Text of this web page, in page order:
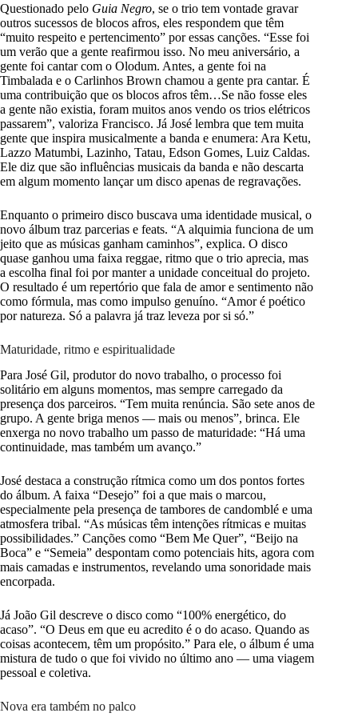
Questionado pelo Guia Negro, se o trio tem vontade gravar
outros sucessos de blocos afros, eles respondem que têm
“muito respeito e pertencimento” por essas canções. “Esse foi
um verão que a gente reafirmou isso. No meu aniversário, a
gente foi cantar com o Olodum. Antes, a gente foi na
Timbalada e o Carlinhos Brown chamou a gente pra cantar. É
uma contribuição que os blocos afros têm…Se não fosse eles
a gente não existia, foram muitos anos vendo os trios elétricos
passarem”, valoriza Francisco. Já José lembra que tem muita
gente que inspira musicalmente a banda e enumera: Ara Ketu,
Lazzo Matumbi, Lazinho, Tatau, Edson Gomes, Luiz Caldas.
Ele diz que são influências musicais da banda e não descarta
em algum momento lançar um disco apenas de regravações.
Enquanto o primeiro disco buscava uma identidade musical, o
novo álbum traz parcerias e feats. “A alquimia funciona de um
jeito que as músicas ganham caminhos”, explica. O disco
quase ganhou uma faixa reggae, ritmo que o trio aprecia, mas
a escolha final foi por manter a unidade conceitual do projeto.
O resultado é um repertório que fala de amor e sentimento não
como fórmula, mas como impulso genuíno. “Amor é poético
por natureza. Só a palavra já traz leveza por si só.”
Maturidade, ritmo e espiritualidade
Para José Gil, produtor do novo trabalho, o processo foi
solitário em alguns momentos, mas sempre carregado da
presença dos parceiros. “Tem muita renúncia. São sete anos de
grupo. A gente briga menos — mais ou menos”, brinca. Ele
enxerga no novo trabalho um passo de maturidade: “Há uma
continuidade, mas também um avanço.”
José destaca a construção rítmica como um dos pontos fortes
do álbum. A faixa “Desejo” foi a que mais o marcou,
especialmente pela presença de tambores de candomblé e uma
atmosfera tribal. “As músicas têm intenções rítmicas e muitas
possibilidades.” Canções como “Bem Me Quer”, “Beijo na
Boca” e “Semeia” despontam como potenciais hits, agora com
mais camadas e instrumentos, revelando uma sonoridade mais
encorpada.
Já João Gil descreve o disco como “100% energético, do
acaso”. “O Deus em que eu acredito é o do acaso. Quando as
coisas acontecem, têm um propósito.” Para ele, o álbum é uma
mistura de tudo o que foi vivido no último ano — uma viagem
pessoal e coletiva.
Nova era também no palco